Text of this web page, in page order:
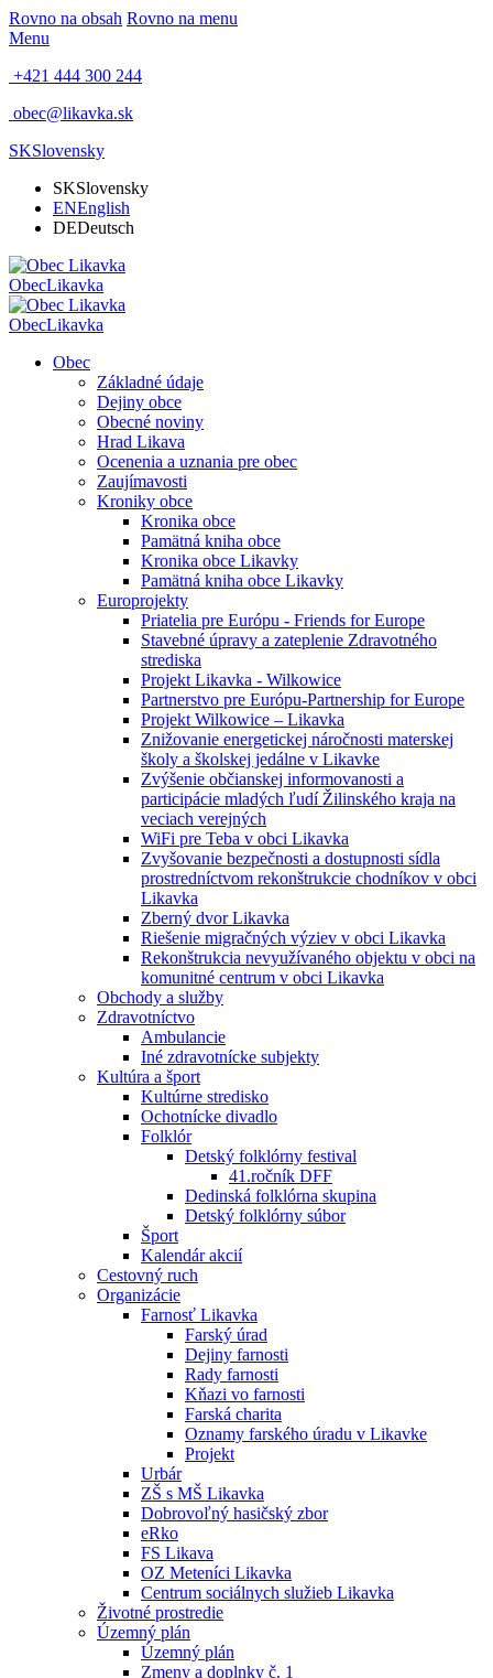
Rovno na obsah Rovno na menu
Menu
+421 444 300 244
obec@likavka.sk
SKSlovensky
SKSlovensky
ENEnglish
DEDeutsch
ObecLikavka
ObecLikavka
Obec
Základné údaje
Dejiny obce
Obecné noviny
Hrad Likava
Ocenenia a uznania pre obec
Zaujímavosti
Kroniky obce
Kronika obce
Pamätná kniha obce
Kronika obce Likavky
Pamätná kniha obce Likavky
Europrojekty
Priatelia pre Európu - Friends for Europe
Stavebné úpravy a zateplenie Zdravotného
strediska
Projekt Likavka - Wilkowice
Partnerstvo pre Európu-Partnership for Europe
Projekt Wilkowice – Likavka
Znižovanie energetickej náročnosti materskej
školy a školskej jedálne v Likavke
Zvýšenie občianskej informovanosti a
participácie mladých ľudí Žilinského kraja na
veciach verejných
WiFi pre Teba v obci Likavka
Zvyšovanie bezpečnosti a dostupnosti sídla
prostredníctvom rekonštrukcie chodníkov v obci
Likavka
Zberný dvor Likavka
Riešenie migračných výziev v obci Likavka
Rekonštrukcia nevyužívaného objektu v obci na
komunitné centrum v obci Likavka
Obchody a služby
Zdravotníctvo
Ambulancie
Iné zdravotnícke subjekty
Kultúra a šport
Kultúrne stredisko
Ochotnícke divadlo
Folklór
Detský folklórny festival
41.ročník DFF
Dedinská folklórna skupina
Detský folklórny súbor
Šport
Kalendár akcií
Cestovný ruch
Organizácie
Farnosť Likavka
Farský úrad
Dejiny farnosti
Rady farnosti
Kňazi vo farnosti
Farská charita
Oznamy farského úradu v Likavke
Projekt
Urbár
ZŠ s MŠ Likavka
Dobrovoľný hasičský zbor
eRko
FS Likava
OZ Meteníci Likavka
Centrum sociálnych služieb Likavka
Životné prostredie
Územný plán
Územný plán
Zmeny a doplnky č. 1